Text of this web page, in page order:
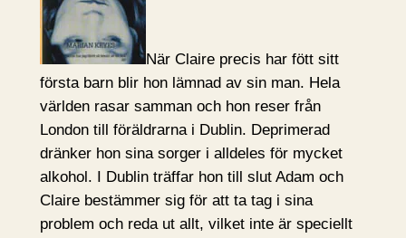
När Claire precis har fött sitt
första barn blir hon lämnad av sin man. Hela
världen rasar samman och hon reser från
London till föräldrarna i Dublin. Deprimerad
dränker hon sina sorger i alldeles för mycket
alkohol. I Dublin träffar hon till slut Adam och
Claire bestämmer sig för att ta tag i sina
problem och reda ut allt, vilket inte är speciellt